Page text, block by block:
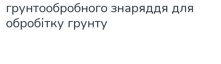
грунтообробного знаряддя для
обробітку грунту